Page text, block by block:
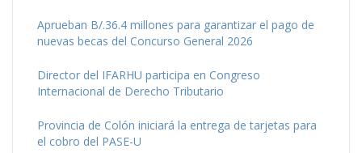
Aprueban B/.36.4 millones para garantizar el pago de
nuevas becas del Concurso General 2026
Director del IFARHU participa en Congreso
Internacional de Derecho Tributario
Provincia de Colón iniciará la entrega de tarjetas para
el cobro del PASE-U